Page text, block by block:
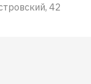
42